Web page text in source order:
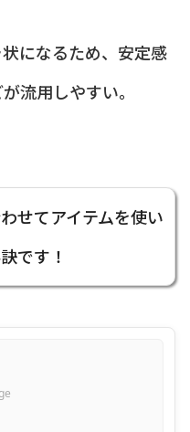
になるため、安定感
流用しやすい。
せてアイテムを使い
です！